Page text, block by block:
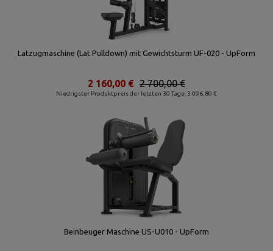
Latzugmaschine (Lat Pulldown) mit Gewichtsturm UF-020 - UpForm
Niedrigster Produktpreis der letzten 30 Tage: 3 096,80 €
2 700,00 €
2 160,00 €
Beinbeuger Maschine US-U010 - UpForm